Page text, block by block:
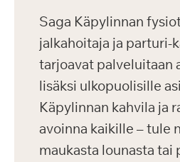
Saga Käpylinnan
jalkahoitaja ja parturi-
tarjoavat palveluitaan
lisäksi ulkopuolisille
Käpylinnan kahvila ja
avoinna kaikille – tule
maukasta lounasta tai